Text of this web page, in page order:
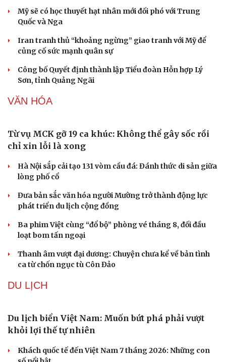
Dinh dưỡng - món ngon
Cây thuốc
Nhi khoa
Nam khoa
Phòng mạch online
Ăn sạch sống khỏe
Nhà đẹp
Tăng cường tuyên truyền, bảo vệ vững chắc biên
giới Việt Nam – Campuchia
Quốc
Quốc và Nga
Iran tranh thủ “khoảng ngừng” giao tranh với Mỹ để
củng cố sức mạnh quân sự
Công bố Quyết định thành lập Tiểu đoàn Hỗn hợp Lý
Sơn, tỉnh Quảng Ngãi
VĂN HÓA
Từ vụ MCK gỡ 19 ca khúc: Không thể gây sốc rồi
chỉ xin lỗi là xong
lòng phố cổ
phát triển du lịch cộng đồng
Ba phim Việt cùng “đổ bộ” phòng vé tháng 8, đối đầu